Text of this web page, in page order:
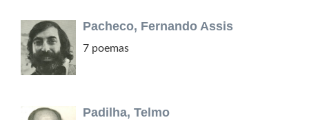
Pacheco, Fernando Assis
7 poemas
Padilha, Telmo